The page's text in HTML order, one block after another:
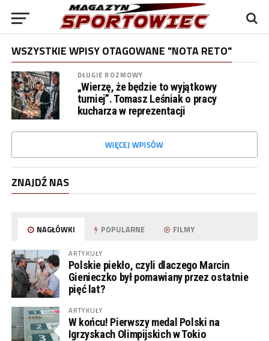
WSZYSTKIE WPISY OTAGOWANE "NOTA RETO"
DŁUGIE ROZMOWY
„Wierzę, że będzie to wyjątkowy
turniej”. Tomasz Leśniak o pracy
kucharza w reprezentacji
WIĘCEJ WPISÓW
ZNAJDŹ NAS
NAGŁÓWKI POPULARNE FILMY
ARTYKUŁY
Polskie piekło, czyli dlaczego Marcin
Gienieczko był pomawiany przez ostatnie
pięć lat?
ARTYKUŁY
W końcu! Pierwszy medal Polski na
Igrzyskach Olimpijskich w Tokio